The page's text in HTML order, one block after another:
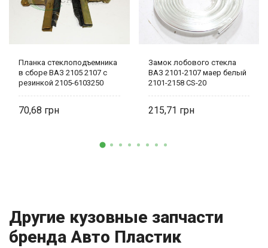
Планка стеклоподъемника
в сборе ВАЗ 2105 2107 с
резинкой 2105-6103250
70,68
Замок лобового стекла
ВАЗ 2101-2107 маер белый
2101-2158 CS-20
215,71
Другие кузовные запчасти
бренда Авто Пластик